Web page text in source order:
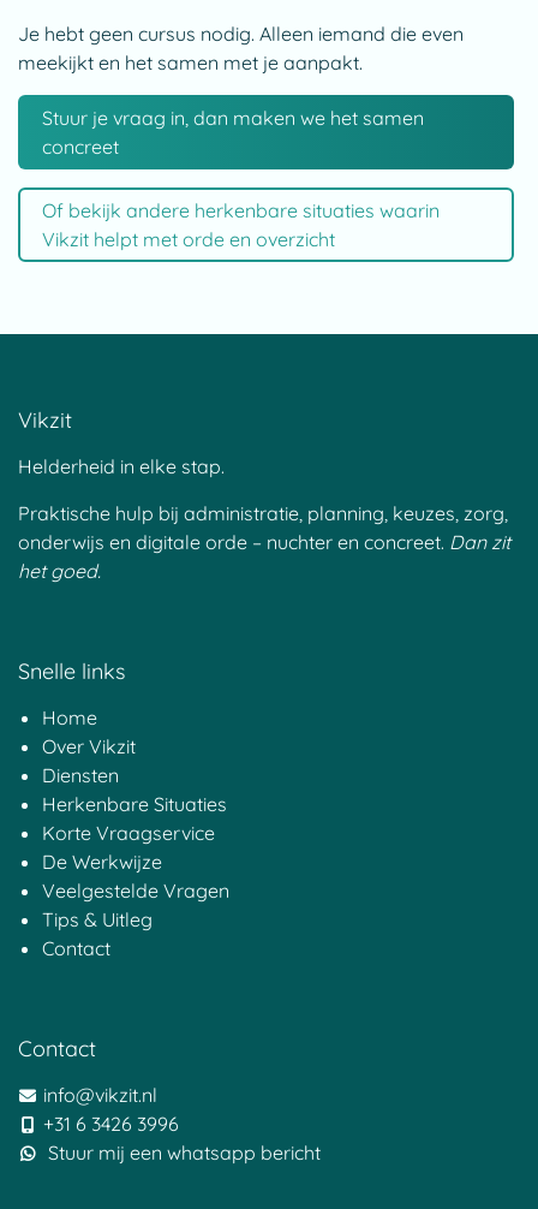
Je hebt geen cursus nodig. Alleen iemand die even
meekijkt en het samen met je aanpakt.
Stuur je vraag in, dan maken we het samen
concreet
Of bekijk andere herkenbare situaties waarin
Vikzit helpt met orde en overzicht
Vikzit
Helderheid in elke stap.
Praktische hulp bij administratie, planning, keuzes, zorg,
onderwijs en digitale orde – nuchter en concreet. Dan zit
het goed.
Snelle links
Home
Over Vikzit
Diensten
Herkenbare Situaties
Korte Vraagservice
De Werkwijze
Veelgestelde Vragen
Tips & Uitleg
Contact
Contact
info@vikzit.nl
+31 6 3426 3996
Stuur mij een whatsapp bericht